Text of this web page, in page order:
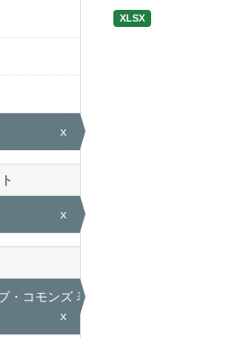
x
x
・コモンズ 表示
x
XLSX